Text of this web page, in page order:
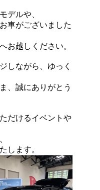
デルや、
車がございました
お越しください。
しながら、ゆっく
、誠にありがとう
だけるイベントや
します。